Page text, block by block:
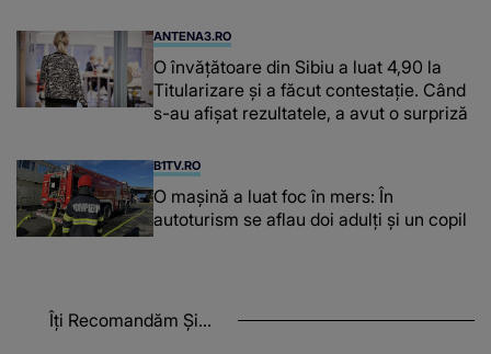
ANTENA3.RO
O învățătoare din Sibiu a luat 4,90 la
Titularizare și a făcut contestație. Când
s-au afișat rezultatele, a avut o surpriză
B1TV.RO
O maşină a luat foc în mers: În
autoturism se aflau doi adulți și un copil
Îți Recomandăm Și...